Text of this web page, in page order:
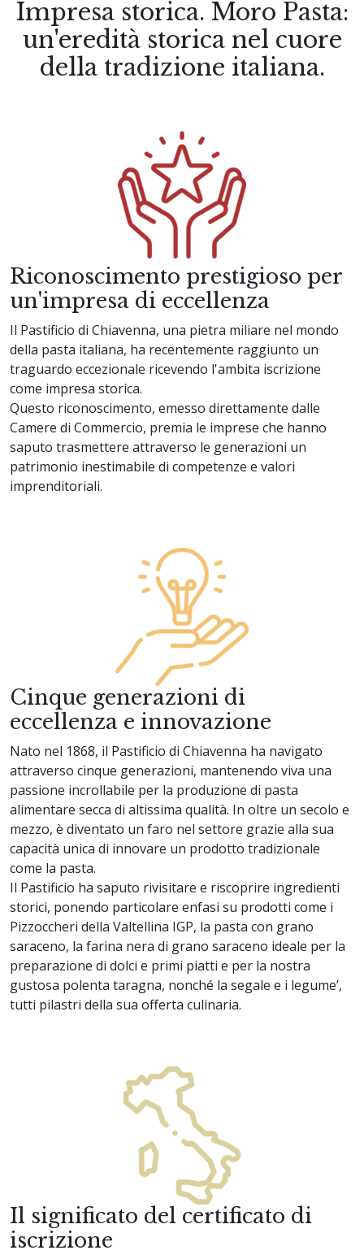
Impresa storica. Moro Pasta:
un'eredità storica nel cuore
della tradizione italiana.
Riconoscimento prestigioso per
un'impresa di eccellenza
Il Pastificio di Chiavenna, una pietra miliare nel mondo
della pasta italiana, ha recentemente raggiunto un
traguardo eccezionale ricevendo l'ambita iscrizione
come impresa storica.
Questo riconoscimento, emesso direttamente dalle
Camere di Commercio, premia le imprese che hanno
saputo trasmettere attraverso le generazioni un
patrimonio inestimabile di competenze e valori
imprenditoriali.
Cinque generazioni di
eccellenza e innovazione
Nato nel 1868, il Pastificio di Chiavenna ha navigato
attraverso cinque generazioni, mantenendo viva una
passione incrollabile per la produzione di pasta
alimentare secca di altissima qualità. In oltre un secolo e
mezzo, è diventato un faro nel settore grazie alla sua
capacità unica di innovare un prodotto tradizionale
come la pasta.
Il Pastificio ha saputo rivisitare e riscoprire ingredienti
storici, ponendo particolare enfasi su prodotti come i
Pizzoccheri della Valtellina IGP, la pasta con grano
saraceno, la farina nera di grano saraceno ideale per la
preparazione di dolci e primi piatti e per la nostra
gustosa polenta taragna, nonché la segale e i legume’,
tutti pilastri della sua offerta culinaria.
Il significato del certificato di
iscrizione